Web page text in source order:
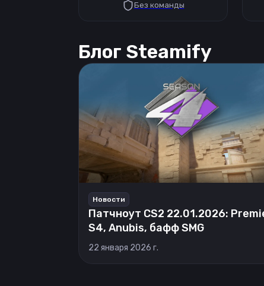
Без команды
Блог Steamify
Новости
Патчноут CS2 22.01.2026:
S4, Anubis, бафф SMG
22 января 2026 г.